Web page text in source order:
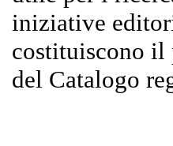
iniziative
costituiscono il
del Catalogo